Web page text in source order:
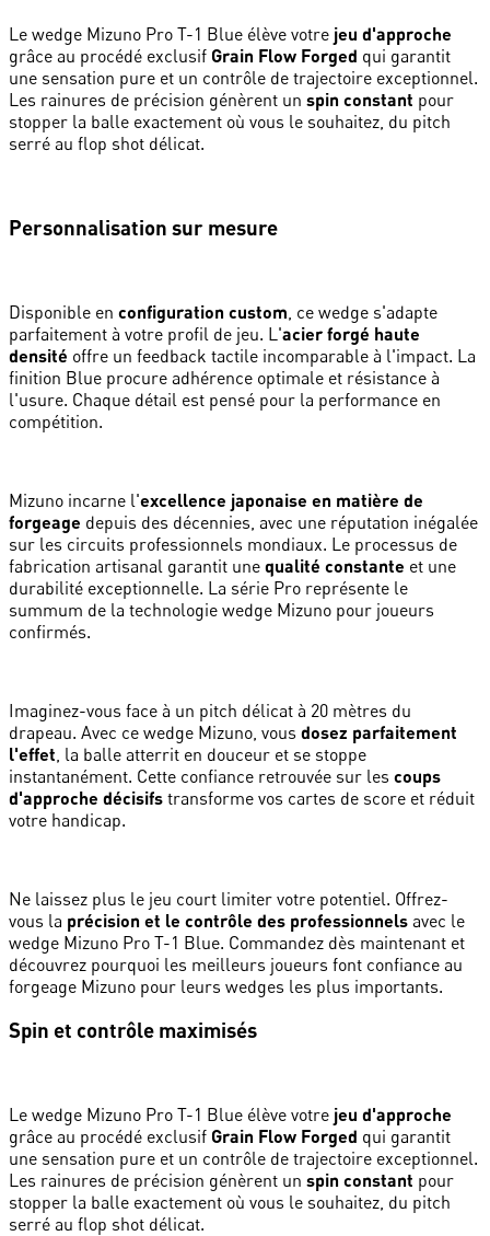
Le wedge Mizuno Pro T-1 Blue élève votre jeu d'approche
grâce au procédé exclusif Grain Flow Forged qui garantit
une sensation pure et un contrôle de trajectoire exceptionnel.
Les rainures de précision génèrent un spin constant pour
stopper la balle exactement où vous le souhaitez, du pitch
serré au flop shot délicat.
Personnalisation sur mesure
Disponible en configuration custom , ce wedge s'adapte
parfaitement à votre profil de jeu. L'acier forgé haute
densité offre un feedback tactile incomparable à l'impact. La
finition Blue procure adhérence optimale et résistance à
l'usure. Chaque détail est pensé pour la performance en
compétition.
Mizuno incarne l'excellence japonaise en matière de
forgeage depuis des décennies, avec une réputation inégalée
sur les circuits professionnels mondiaux. Le processus de
fabrication artisanal garantit une qualité constante et une
durabilité exceptionnelle. La série Pro représente le
summum de la technologie wedge Mizuno pour joueurs
confirmés.
Imaginez-vous face à un pitch délicat à 20 mètres du
drapeau. Avec ce wedge Mizuno, vous dosez parfaitement
l'effet , la balle atterrit en douceur et se stoppe
instantanément. Cette confiance retrouvée sur les coups
d'approche décisifs transforme vos cartes de score et réduit
votre handicap.
Ne laissez plus le jeu court limiter votre potentiel. Offrez-
vous la précision et le contrôle des professionnels avec le
wedge Mizuno Pro T-1 Blue. Commandez dès maintenant et
découvrez pourquoi les meilleurs joueurs font confiance au
forgeage Mizuno pour leurs wedges les plus importants.
Spin et contrôle maximisés
Le wedge Mizuno Pro T-1 Blue élève votre jeu d'approche
grâce au procédé exclusif Grain Flow Forged qui garantit
une sensation pure et un contrôle de trajectoire exceptionnel.
Les rainures de précision génèrent un spin constant pour
stopper la balle exactement où vous le souhaitez, du pitch
serré au flop shot délicat.